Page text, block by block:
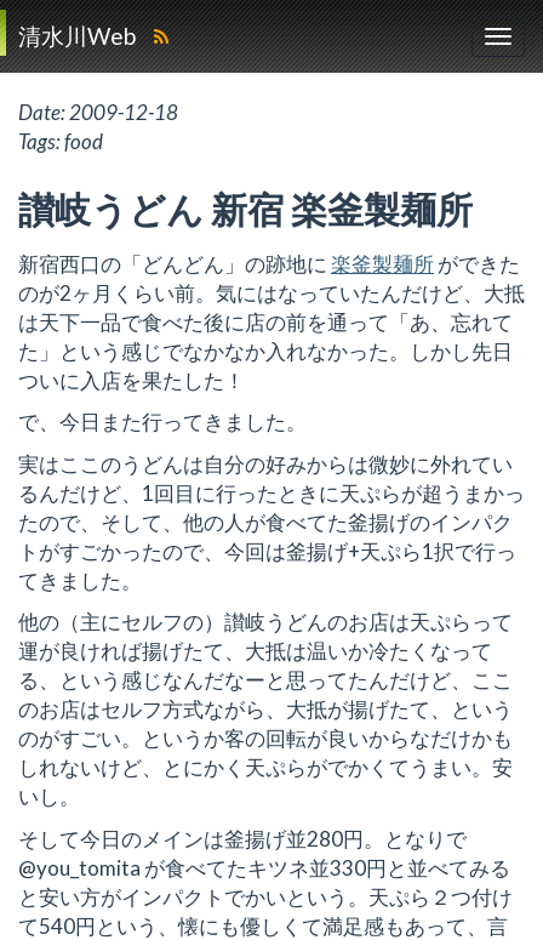
清水川Web
Date:2009-12-18
Tags:food
讃岐うどん 新宿 楽釜製麺所
新宿西口の「どんどん」の跡地に 楽釜製麺所ができた
のが2ヶ月くらい前。気にはなっていたんだけど、大抵
は天下一品で食べた後に店の前を通って「あ、忘れて
た」という感じでなかなか入れなかった。しかし先日
ついに入店を果たした！
で、今日また行ってきました。
実はここのうどんは自分の好みからは微妙に外れてい
るんだけど、1回目に行ったときに天ぷらが超うまかっ
たので、そして、他の人が食べてた釜揚げのインパク
トがすごかったので、今回は釜揚げ+天ぷら1択で行っ
てきました。
他の（主にセルフの）讃岐うどんのお店は天ぷらって
運が良ければ揚げたて、大抵は温いか冷たくなって
る、という感じなんだなーと思ってたんだけど、ここ
のお店はセルフ方式ながら、大抵が揚げたて、という
のがすごい。というか客の回転が良いからなだけかも
しれないけど、とにかく天ぷらがでかくてうまい。安
いし。
そして今日のメインは釜揚げ並280円。となりで
@you_tomita が食べてたキツネ並330円と並べてみる
と安い方がインパクトでかいという。天ぷら２つ付け
て540円という、懐にも優しくて満足感もあって、言